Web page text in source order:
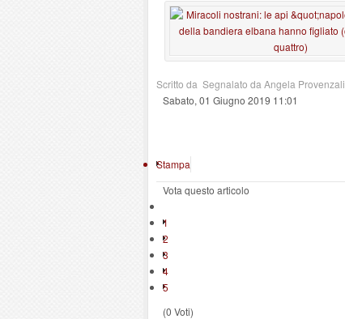
Scritto da Segnalato da Angela Provenzali
Sabato, 01 Giugno 2019 11:01
Stampa
Vota questo articolo
1
2
3
4
5
(0 Voti)